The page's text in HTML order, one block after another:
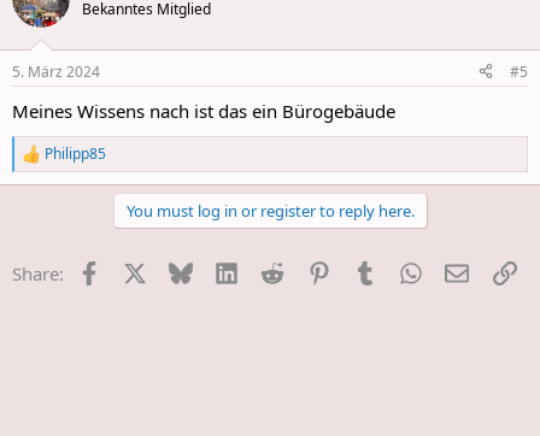
i
s
Bekanntes Mitglied
5. März 2024 #5
Meines Wissens nach ist das ein Bürogebäude
R
e
o
Philipp85
You must log in or register to reply here.
Share: Facebook Bluesky LinkedInReddit PinterestTumblrWhatsApp
E-Mail